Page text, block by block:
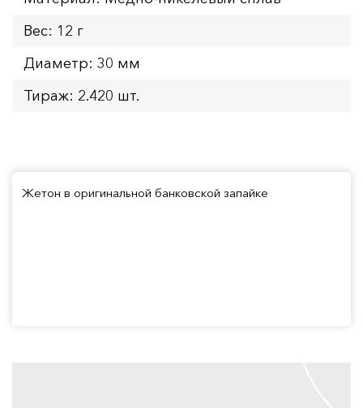
Вес: 12 г
Диаметр: 30 мм
Тираж: 2.420 шт.
Жетон в оригинальной банковской запайке